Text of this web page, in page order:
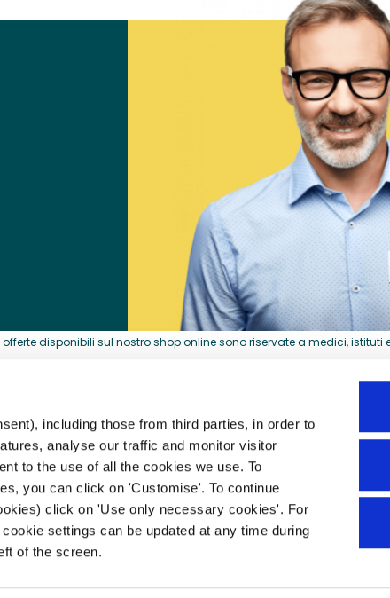
including those from third parties, in order to
analyse our traffic and monitor visitor
to the use of all the cookies we use. To
you can click on 'Customise'. To continue
click on 'Use only necessary cookies'. For
settings can be updated at any time during
of the screen.
disponibili sul nostro shop online sono riservate a medici, istituti
HELP CENTER
Registrazione, Profilo e Accessi
Spedizioni, Consegne e Resi
Pagamento e Fatturazione
Guida
Mappa